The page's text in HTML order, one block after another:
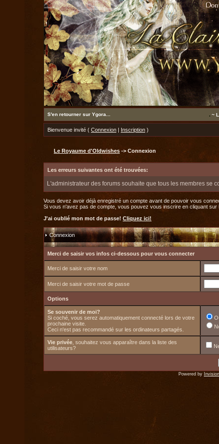
S'en retourner sur Ygora... ~
Bienvenue invité ( Connexion | Inscription )
Le Royaume d'Oldwishes -> Connexion
Les erreurs suivantes ont été trouvées:
L'administrateur des forums souhaite que tous les membres se
Vous devez avoir déjà enregistré un compte avant de pouvoir vous
Si vous n'avez pas de compte, vous pouvez vous inscrire en cliquant sur
J'ai oublié mon mot de passe! Cliquez ici!
Connexion
Merci de saisir vos infos ci-dessous pour vous connecter
Merci de saisir votre nom
Merci de saisir votre mot de passe
Options
Se souvenir de moi?
Si coché, vous serez automatiquement connecté lors de votre
prochaine visite.
Ceci n'est pas recommandé sur les ordinateurs partagés.
Vie privée , souhaitez vous apparaître dans la liste des
utilisateurs?
Powered by